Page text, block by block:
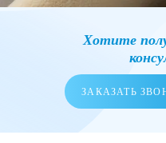
Хотите
ЗАКАЗАТЬ